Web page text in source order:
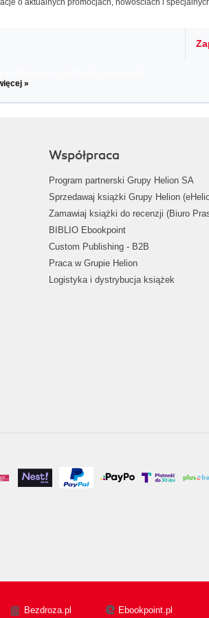
o aktualnych promocjach, nowościach i
»
Współpraca
Program partnerski Grupy Helion SA
Sprzedawaj książki Grupy Helion
Zamawiaj książki do recenzji (Biuro
BIBLIO Ebookpoint
Custom Publishing - B2B
Praca w Grupie Helion
Logistyka i dystrybucja książek
Bezdroza.pl Ebookpoint.pl